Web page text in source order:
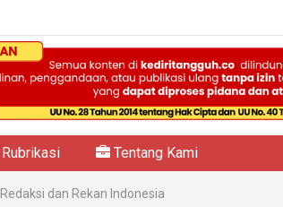
Rubrikasi Tentang Kami
dan Rekan Indonesia